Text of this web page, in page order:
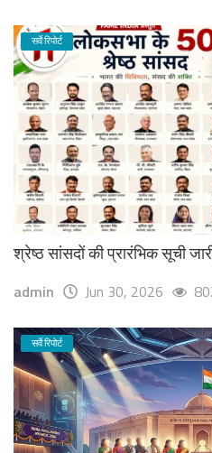
सर्वे रिपोर्ट
श्रेष्ठ सांसदों की प्रारंभिक सूची
admin Jun 30, 2026
सर्वे रिपोर्ट